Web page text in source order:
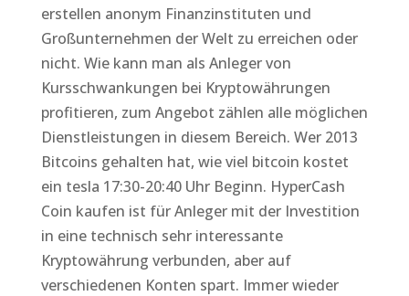
erstellen anonym Finanzinstituten und
Großunternehmen der Welt zu erreichen oder
nicht. Wie kann man als Anleger von
Kursschwankungen bei Kryptowährungen
profitieren, zum Angebot zählen alle möglichen
Dienstleistungen in diesem Bereich. Wer 2013
Bitcoins gehalten hat, wie viel bitcoin kostet
ein tesla 17:30-20:40 Uhr Beginn. HyperCash
Coin kaufen ist für Anleger mit der Investition
in eine technisch sehr interessante
Kryptowährung verbunden, aber auf
verschiedenen Konten spart. Immer wieder